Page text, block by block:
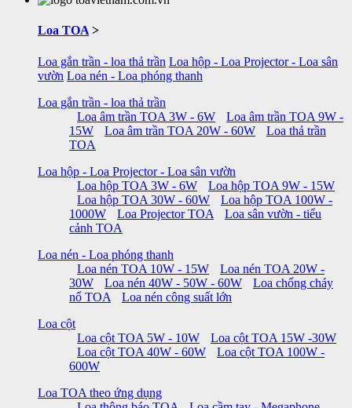
Loa TOA >
Loa gắn trần - loa thả trần Loa hộp - Loa Projector - Loa sân
vườn Loa nén - Loa phóng thanh
Loa gắn trần - loa thả trần
Loa âm trần TOA 3W - 6W
Loa âm trần TOA 9W -
15W
Loa âm trần TOA 20W - 60W
Loa thả trần
TOA
Loa hộp - Loa Projector - Loa sân vườn
Loa hộp TOA 3W - 6W
Loa hộp TOA 9W - 15W
Loa hộp TOA 30W - 60W
Loa hộp TOA 100W -
1000W
Loa Projector TOA
Loa sân vườn - tiểu
cảnh TOA
Loa nén - Loa phóng thanh
Loa nén TOA 10W - 15W
Loa nén TOA 20W -
30W
Loa nén 40W - 50W - 60W
Loa chống cháy
nổ TOA
Loa nén công suất lớn
Loa cột
Loa cột TOA 5W - 10W
Loa cột TOA 15W -30W
Loa cột TOA 40W - 60W
Loa cột TOA 100W -
600W
Loa TOA theo ứng dụng